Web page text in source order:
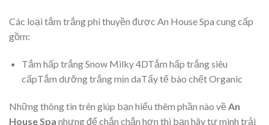
Các loại tắm trắng phi thuyền được An House Spa cung cấp
gồm:
Tắm hấp trắng Snow Milky 4DTắm hấp trắng siêu
cấpTắm dưỡng trắng mịn daTẩy tế bào chết Organic
Những thông tin trên giúp bạn hiểu thêm phần nào về An
House Spa nhưng để chắn chắn hơn thì bạn hãy tự mình trải